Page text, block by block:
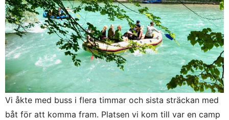
Vi åkte med buss i flera timmar och sista sträckan med
båt för att komma fram. Platsen vi kom till var en camp